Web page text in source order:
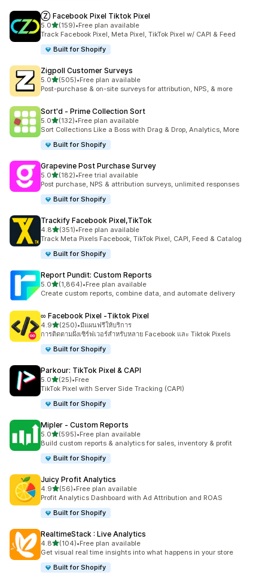
Ⓩ Facebook Pixel Tiktok Pixel
5.0เต็ม 5 ดาว
(159)
ทั้งหมด 159 รีวิว
•Free plan available
Track Facebook Pixel, Meta Pixel, TikTok Pixel w/ CAPI & Feed
Built for Shopify
Zigpoll Customer Surveys
5.0เต็ม 5 ดาว
(505)
ทั้งหมด 505 รีวิว
•Free plan available
Post-purchase & on-site surveys for attribution, NPS, & more
Sort'd ‑ Prime Collection Sort
5.0เต็ม 5 ดาว
(132)
ทั้งหมด 132 รีวิว
•Free plan available
Sort Collections Like a Boss with Drag & Drop, Analytics, More
Built for Shopify
Grapevine Post Purchase Survey
5.0เต็ม 5 ดาว
(182)
ทั้งหมด 182 รีวิว
•Free trial available
Post purchase, NPS & attribution surveys, unlimited responses
Built for Shopify
Trackify Facebook Pixel,TikTok
4.8เต็ม 5 ดาว
(351)
ทั้งหมด 351 รีวิว
•Free plan available
Track Meta Pixels Facebook, TikTok Pixel, CAPI, Feed & Catalog
Built for Shopify
Report Pundit: Custom Reports
5.0เต็ม 5 ดาว
(1,864)
ทั้งหมด 1864 รีวิว
•Free plan available
Create custom reports, combine data, and automate delivery
∞ Facebook Pixel ‑Tiktok Pixel
4.9เต็ม 5 ดาว
(250)
ทั้งหมด 250 รีวิว
•มีแผนฟรีให้บริการ
การติดตามฝั่งเซิร์ฟเวอร์สำหรับหลาย Facebook และ Tiktok Pixels
Built for Shopify
Parkour: TikTok Pixel & CAPI
5.0เต็ม 5 ดาว
(25)
ทั้งหมด 25 รีวิว
•Free
TikTok Pixel with Server Side Tracking (CAPI)
Built for Shopify
Mipler ‑ Custom Reports
5.0เต็ม 5 ดาว
(595)
ทั้งหมด 595 รีวิว
•Free plan available
Build custom reports & analytics for sales, inventory & profit
Built for Shopify
Juicy Profit Analytics
4.9เต็ม 5 ดาว
(56)
ทั้งหมด 56 รีวิว
•Free plan available
Profit Analytics Dashboard with Ad Attribution and ROAS
Built for Shopify
RealtimeStack : Live Analytics
4.8เต็ม 5 ดาว
(104)
ทั้งหมด 104 รีวิว
•Free plan available
Get visual real time insights into what happens in your store
Built for Shopify